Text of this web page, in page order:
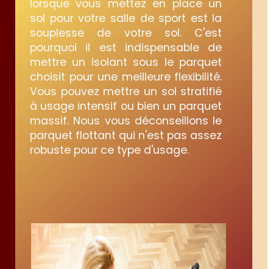
lorsque vous mettez en place un
sol pour votre salle de sport est la
souplesse de votre sol. C'est
pourquoi il est indispensable de
mettre un isolant sous le parquet
choisit pour une meilleure flexibilité.
Vous pouvez mettre un sol stratifié
à usage intensif ou bien un parquet
massif. Nous vous déconseillons le
parquet flottant qui n'est pas assez
robuste pour ce type d'usage.